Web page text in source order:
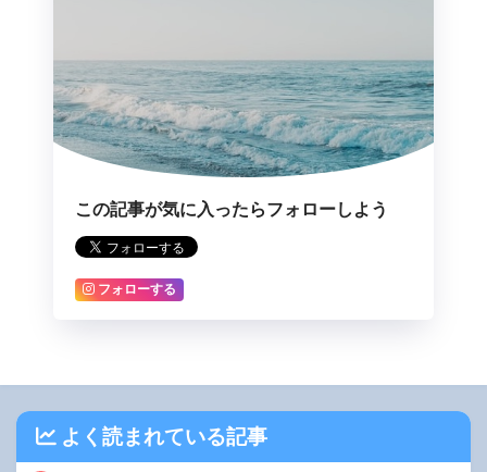
この記事が気に入ったらフォローしよう
フォローする
よく読まれている記事